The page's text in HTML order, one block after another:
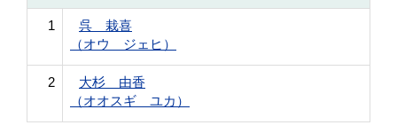
1
呉 栽喜
（オウ ジェヒ）
2
大杉 由香
（オオスギ ユカ）